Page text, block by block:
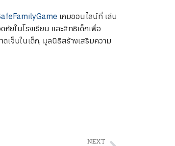
เกมออนไลน์ที่ เล่น
ในโรงเรียน และสิทธิเด็กเพื่อ
เจ็บในเด็ก, มูลนิธิสร้างเสริมความ
NEXT